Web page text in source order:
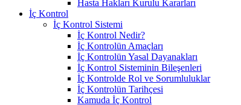
Hasta Hakları Kurulu Kararları
İç Kontrol
İç Kontrol Sistemi
İç Kontrol Nedir?
İç Kontrolün Amaçları
İç Kontrolün Yasal Dayanakları
İç Kontrol Sisteminin Bileşenleri
İç Kontrolde Rol ve Sorumluluklar
İç Kontrolün Tarihçesi
Kamuda İç Kontrol